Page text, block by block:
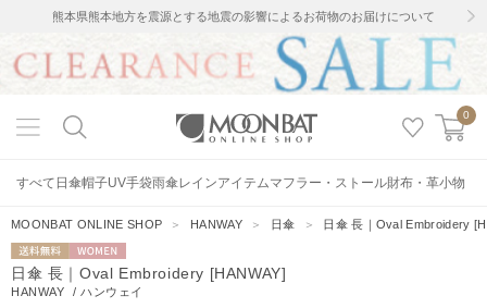
熊本県熊本地方を震源とする地震の影響によるお荷物のお届けについて
0
すべて 日傘帽子UV手袋雨傘レインアイテムマフラー・ストール財布・革小物
MOONBAT ONLINE SHOP ＞ HANWAY ＞ 日傘 ＞ 日傘 長｜Oval Embroidery
送料無料 WOMEN
日傘 長｜Oval Embroidery [HANWAY]
HANWAY /ハンウェイ